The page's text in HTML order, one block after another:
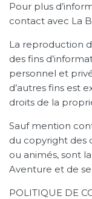
Pour plus
contact avec La
La reproduction
des fins
personnel et
d’autres fins est
droits de la
Sauf mention
du copyright des
ou animés, sont
Aventure et de
POLITIQUE DE